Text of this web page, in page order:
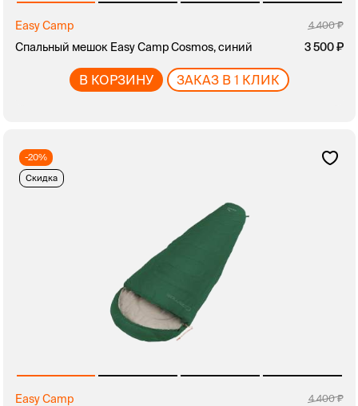
Easy Camp 4 400
Спальный мешок Easy Camp Cosmos, синий 3 500
В КОРЗИНУ ЗАКАЗ В 1 КЛИК
-20%
Скидка
Easy Camp 4 400